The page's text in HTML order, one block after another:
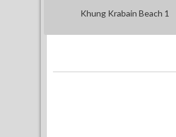
Khung Krabain Beach 1